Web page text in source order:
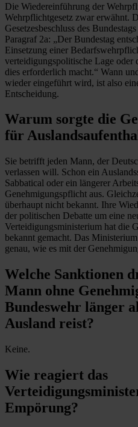
Die Wiedereinführung der
Wehrpflichtgesetz zwar erwähnt.
Gesetzesbeschluss des
Paragraf 2a: „Der Bundestag
Einsetzung einer
verteidigungspolitische Lage oder
dies erforderlich macht.“ Wann
wieder eingeführt wird, ist also
Entscheidung.
Warum sorgte die
für
Sie betrifft jeden Mann, der
verlassen will. Schon ein
Sabbatical oder ein längerer
Genehmigungspflicht aus.
überhaupt nicht bekannt. Ihre
der politischen Debatte um eine
Verteidigungsministerium hat die
bekannt gemacht. Das
genau, wie es mit der
Welche Sanktionen
Mann ohne
Bundeswehr länger
Ausland reist?
Keine.
Wie reagiert das
Empörung?